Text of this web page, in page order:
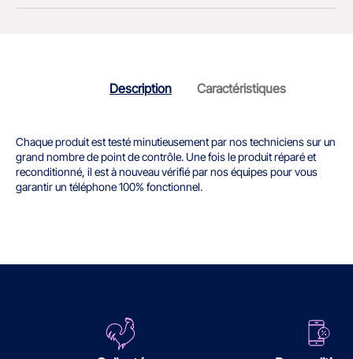
Description Caractéristiques
Chaque produit est testé minutieusement par nos techniciens sur un
grand nombre de point de contrôle. Une fois le produit réparé et
reconditionné, il est à nouveau vérifié par nos équipes pour vous
garantir un téléphone 100% fonctionnel.